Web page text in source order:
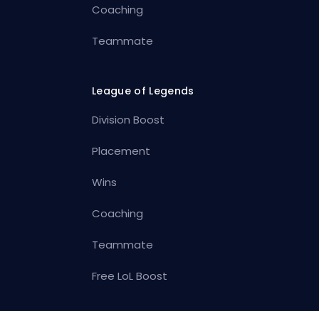
Coaching
Teammate
League of Legends
Division Boost
Placement
Wins
Coaching
Teammate
Free LoL Boost